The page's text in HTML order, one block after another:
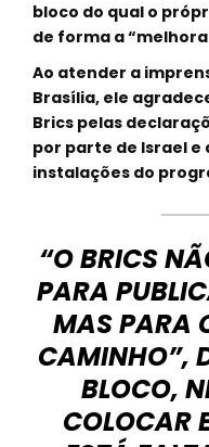
bloco do qual o
de forma a
Ao atender a
Brasília, ele
Brics pelas
por parte de Israel e
instalações do
“O BRICS
PARA
MAS PARA
CAMINHO”,
BLOCO,
COLOCAR